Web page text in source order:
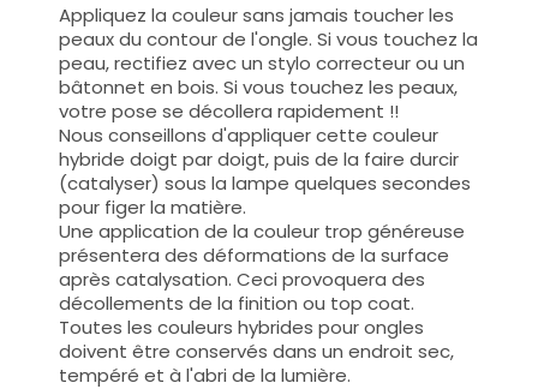
Appliquez la couleur sans jamais toucher les
peaux du contour de l'ongle. Si vous touchez la
peau, rectifiez avec un stylo correcteur ou un
bâtonnet en bois. Si vous touchez les peaux,
votre pose se décollera rapidement !!
Nous conseillons d'appliquer cette couleur
hybride doigt par doigt, puis de la faire durcir
(catalyser) sous la lampe quelques secondes
pour figer la matière.
Une application de la couleur trop généreuse
présentera des déformations de la surface
après catalysation. Ceci provoquera des
décollements de la finition ou top coat.
Toutes les couleurs hybrides pour ongles
doivent être conservés dans un endroit sec,
tempéré et à l'abri de la lumière.